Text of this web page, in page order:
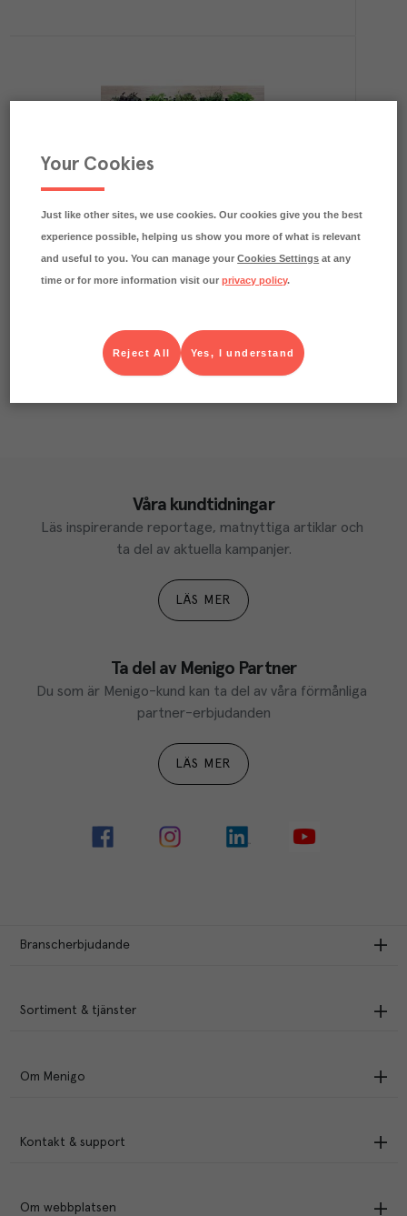
Krassemix i Box Mimis
Köp (Logga in)
Våra kundtidningar
Läs inspirerande reportage, matnyttiga artiklar och
ta del av aktuella kampanjer.
LÄS MER
Ta del av Menigo Partner
Du som är Menigo-kund kan ta del av våra förmånliga
partner-erbjudanden
LÄS MER
Branscherbjudande
Sortiment & tjänster
Om Menigo
Kontakt & support
Om webbplatsen
Your Cookies
Just like other sites, we use cookies. Our cookies give you the best
experience possible, helping us show you more of what is relevant
and useful to you. You can manage yourCookies Settings at any
time or for more information visit ourprivacy policy.
Yes, I understand
Reject All